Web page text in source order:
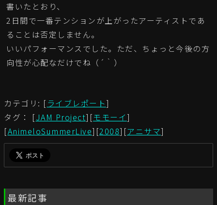
書いたとおり、
2日間で一番テンションが上がったアーティストであ
ることは否定しません。
いいパフォーマンスでした。ただ、ちょっと今後の方
向性が心配なだけでね（´｀）
カテゴリ: [ライブレポート]
タグ： [JAM Project][モモーイ]
[AnimeloSummerLive][2008][アニサマ]
最新記事